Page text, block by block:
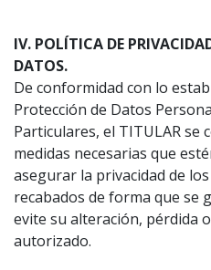
IV. POLÍTICA DE
DATOS.
De conformidad con lo
Protección de Datos
Particulares, el TITULAR se
medidas necesarias que
asegurar la privacidad de
recabados de forma que se
evite su alteración, pérdida
autorizado.